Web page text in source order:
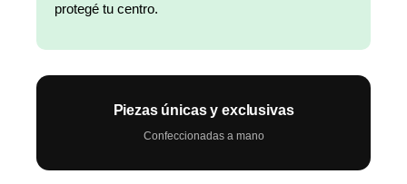
protegé tu centro.
Piezas únicas y exclusivas
Confeccionadas a mano